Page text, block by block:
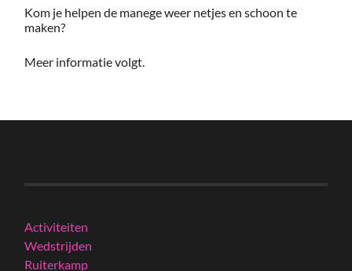
Kom je helpen de manege weer netjes en schoon te
maken?
Meer informatie volgt.
Activiteiten
Wedstrijden
Ruiterkamp